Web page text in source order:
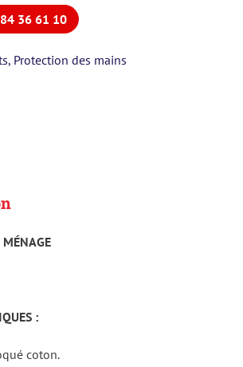
36 61 10
, Protection des mains
:
coton.